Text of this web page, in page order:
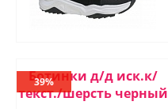
Ботинки д/д иск.к/
текст./шерсть черный
39%